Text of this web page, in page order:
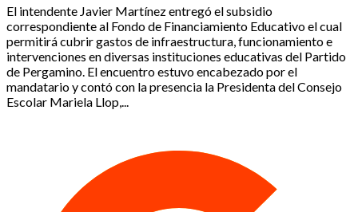
El intendente Javier Martínez entregó el subsidio
correspondiente al Fondo de Financiamiento Educativo el cual
permitirá cubrir gastos de infraestructura, funcionamiento e
intervenciones en diversas instituciones educativas del Partido
de Pergamino. El encuentro estuvo encabezado por el
mandatario y contó con la presencia la Presidenta del Consejo
Escolar Mariela Llop,...